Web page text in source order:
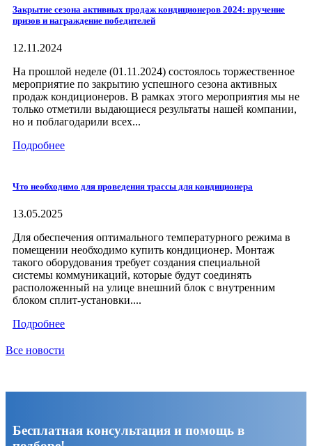
Закрытие сезона активных продаж кондиционеров 2024: вручение
призов и награждение победителей
12.11.2024
На прошлой неделе (01.11.2024) состоялось торжественное
мероприятие по закрытию успешного сезона активных
продаж кондиционеров. В рамках этого мероприятия мы не
только отметили выдающиеся результаты нашей компании,
но и поблагодарили всех...
Подробнее
Что необходимо для проведения трассы для кондиционера
13.05.2025
Для обеспечения оптимального температурного режима в
помещении необходимо купить кондиционер. Монтаж
такого оборудования требует создания специальной
системы коммуникаций, которые будут соединять
расположенный на улице внешний блок с внутренним
блоком сплит-установки....
Подробнее
Все новости
Бесплатная консультация и помощь в